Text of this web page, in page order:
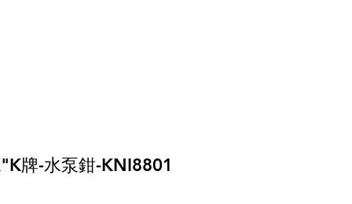
牌-水泵鉗-KNI8801